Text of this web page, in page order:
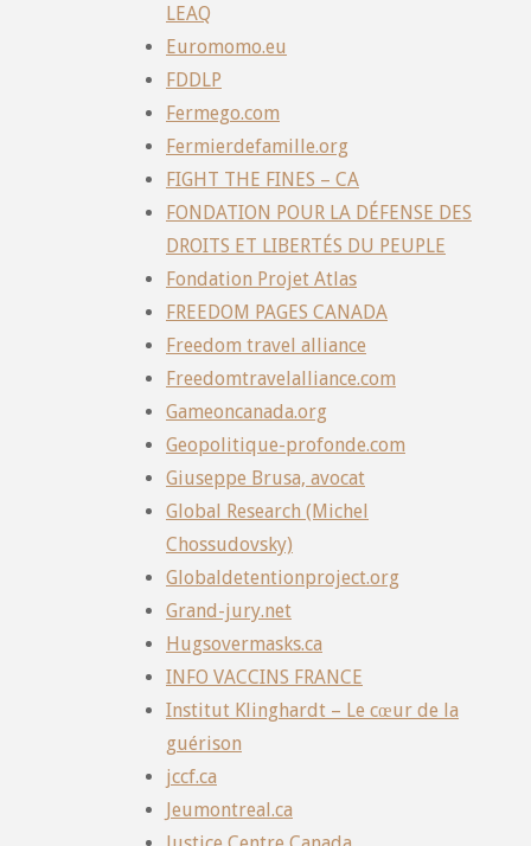
LEAQ
Euromomo.eu
FDDLP
Fermego.com
Fermierdefamille.org
FIGHT THE FINES – CA
FONDATION POUR LA DÉFENSE DES
DROITS ET LIBERTÉS DU PEUPLE
Fondation Projet Atlas
FREEDOM PAGES CANADA
Freedom travel alliance
Freedomtravelalliance.com
Gameoncanada.org
Geopolitique-profonde.com
Giuseppe Brusa, avocat
Global Research (Michel
Chossudovsky)
Globaldetentionproject.org
Grand-jury.net
Hugsovermasks.ca
INFO VACCINS FRANCE
Institut Klinghardt – Le cœur de la
guérison
jccf.ca
Jeumontreal.ca